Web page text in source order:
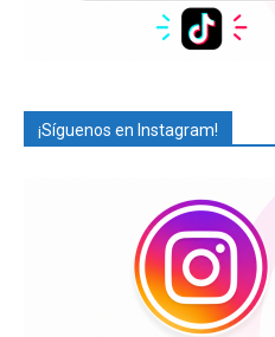
¡Síguenos en Instagram!